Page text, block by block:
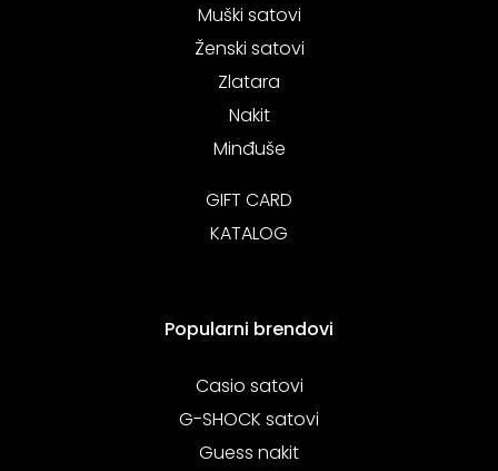
Muški satovi
Ženski satovi
Zlatara
Nakit
Minđuše
GIFT CARD
KATALOG
Popularni brendovi
Casio satovi
G-SHOCK satovi
Guess nakit